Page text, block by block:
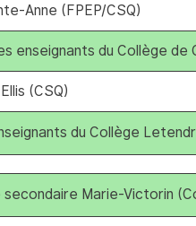
Anne (FPEP/CSQ)
enseignants du Collège de
(CSQ)
du Collège
Marie-Victorin